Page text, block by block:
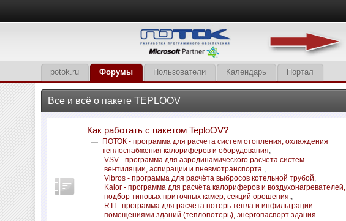
potok.ru Форумы Пользователи Календарь Портал
Все и всё о пакете TEPLOOV
Как работать с пакетом TeploOV?
ПОТОК - программа для расчета систем отопления, охлаждения
теплоснабжения калориферов и оборудования,
VSV - программа для аэродинамического расчета систем
вентиляции, аспирации и пневмотранспорта.,
Vibros - программа для расчёта выбросов котельной трубой,
Kalor - программа для расчёта калориферов и воздухонагревателей,
подбор типовых приточных камер, секций орошения.,
RTI - программа для расчёта потерь тепла и инфильтрации
помещениями зданий (теплопотерь), энергопаспорт здания